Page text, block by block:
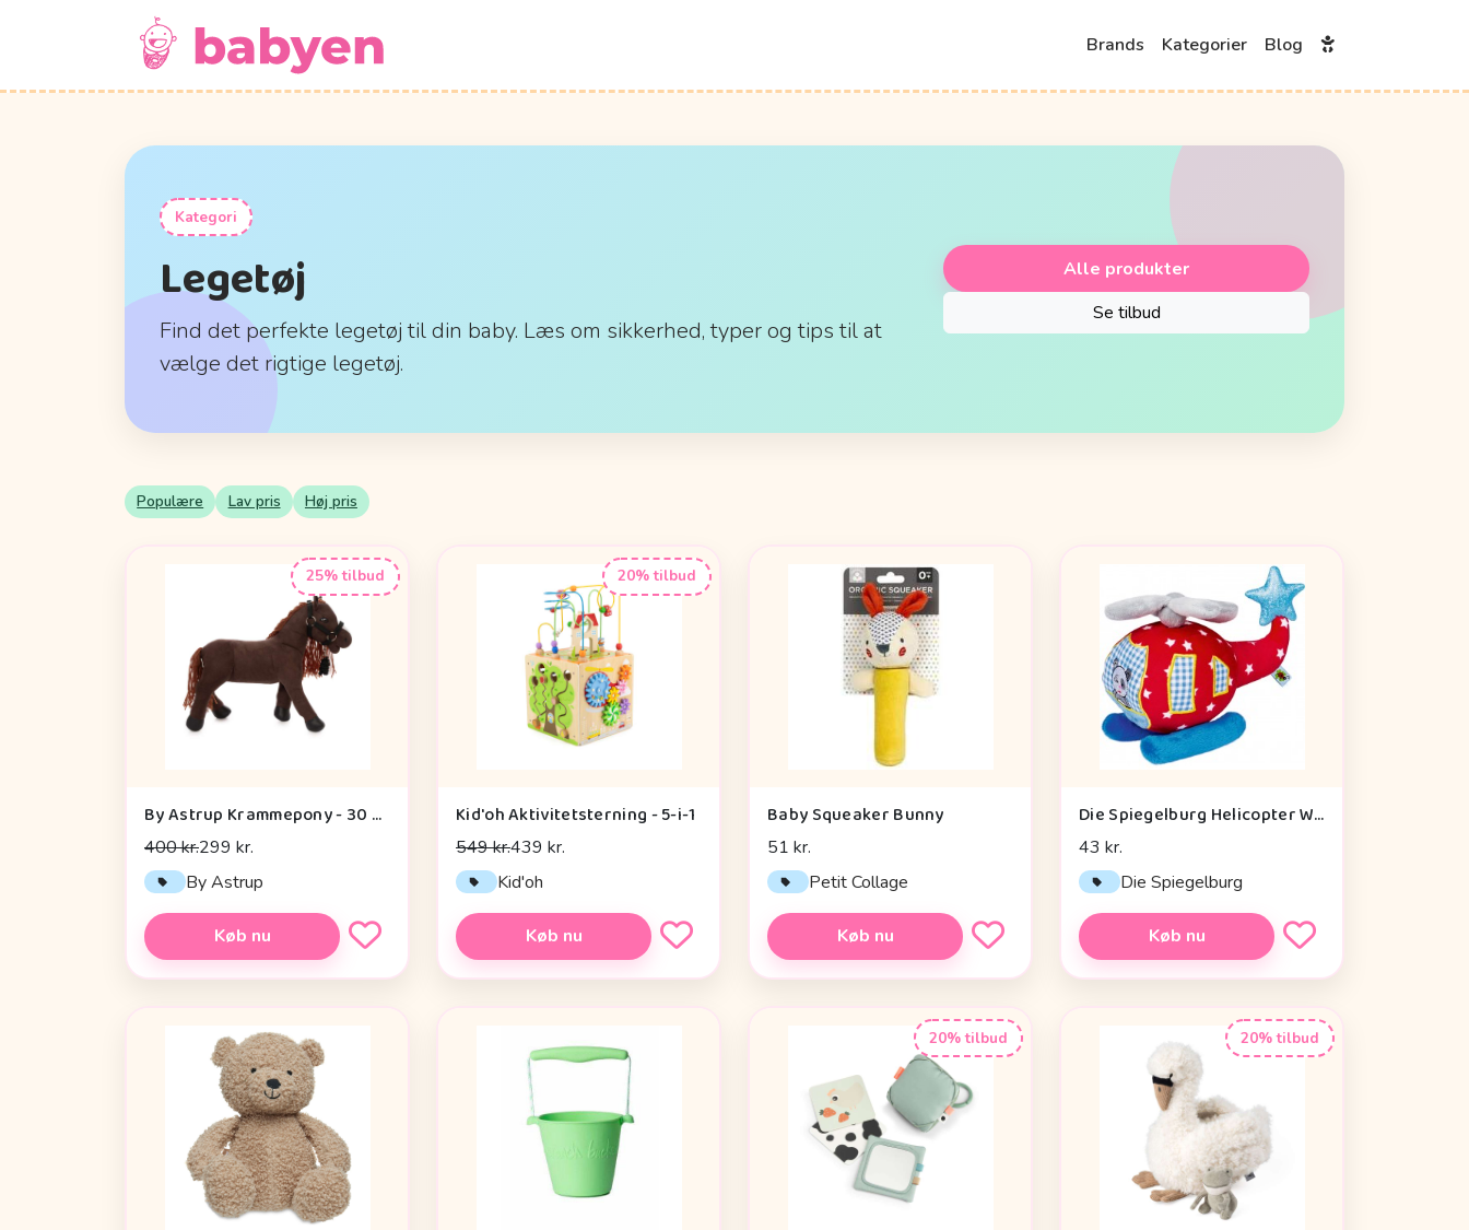
Brands Kategorier Blog
Kategori
Legetøj
Find det perfekte legetøj til din baby. Læs om sikkerhed, typer og tips til at
vælge det rigtige legetøj.
Alle produkter
Se tilbud
Populære Lav pris Høj pris
25% tilbud
By Astrup Krammepony - 30 cm. - Pixie - Brun
400 kr.299 kr.
By Astrup
Køb nu
20% tilbud
Kid'oh Aktivitetsterning - 5-i-1
549 kr.439 kr.
Kid'oh
Køb nu
Baby Squeaker Bunny
51 kr.
Petit Collage
Køb nu
Die Spiegelburg Helicopter With Vibration Module Baby Charms - Legetøj
43 kr.
Die Spiegelburg
Køb nu
20% tilbud 20% tilbud